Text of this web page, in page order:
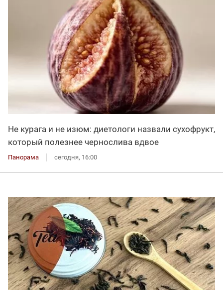
Не курага и не изюм: диетологи назвали сухофрукт,
который полезнее чернослива вдвое
Панорама сегодня, 16:00